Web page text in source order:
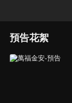
預告花絮